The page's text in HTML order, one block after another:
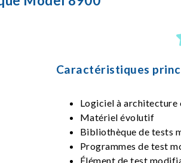
Caractéristiques
Logiciel à architecture
Matériel évolutif
Bibliothèque de tests
Programmes de test
Élément de test